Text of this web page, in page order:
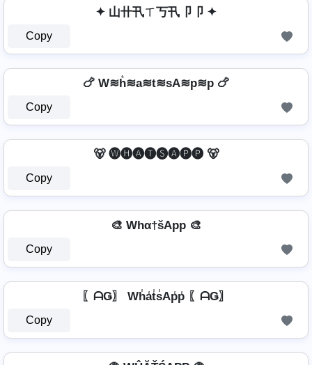
✦ 山卄卂ㄒ丂卂卩卩 ✦
Copy
🍗 W≋h͛≋a≋t≋sA≋p≋p 🍗
Copy
🐻 🅦🅗🅐🅣🅢🅐🅟🅟 🐻
Copy
🎨 Whα†šApp 🎨
Copy
〖ᗩǤ〗 Wh̾a̾t̾s̾Ap̾p̾ 〖ᗩǤ〗
Copy